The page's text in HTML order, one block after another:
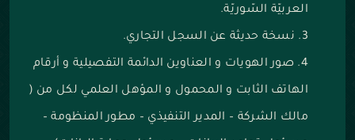
العربيّة السّوريّة.
نسخة حديثة عن السجل التجاري.
صور الهويات و العناوين الدائمة التفصيلية و أرقام
الهاتف الثابت و المحمول و المؤهل العلمي لكل من (
مالك الشركة – المدير التنفيذي – مطور المنظومة –